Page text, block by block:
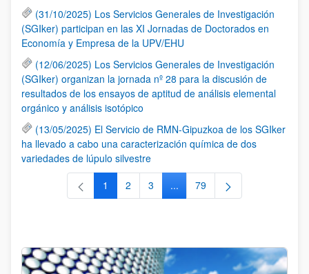
(31/10/2025) Los Servicios Generales de Investigación
(SGIker) participan en las XI Jornadas de Doctorados en
Economía y Empresa de la UPV/EHU
(12/06/2025) Los Servicios Generales de Investigación
(SGIker) organizan la jornada nº 28 para la discusión de
resultados de los ensayos de aptitud de análisis elemental
orgánico y análisis isotópico
(13/05/2025) El Servicio de RMN-Gipuzkoa de los SGIker
ha llevado a cabo una caracterización química de dos
variedades de lúpulo silvestre
Página
1 Página
2 Página
3 ...Páginas intermedias Use TAB
Página
79